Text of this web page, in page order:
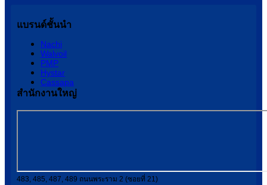
แบรนด์ชั้นนำ
Nachi
Walvoil
PMP
Hystar
Cassapa
สำนักงานใหญ่
483, 485, 487, 489 ถนนพระราม 2 (ซอยที่ 21)